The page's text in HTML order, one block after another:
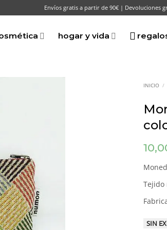
Envíos gratis a partir de 90€ | Devoluciones
hogar y vida
INICIO /
Tejido
SIN